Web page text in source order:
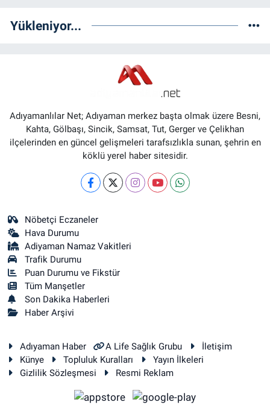
Yükleniyor...
Adıyamanlılar Net; Adıyaman merkez başta olmak üzere Besni,
Kahta, Gölbaşı, Sincik, Samsat, Tut, Gerger ve Çelikhan
ilçelerinden en güncel gelişmeleri tarafsızlıkla sunan, şehrin en
köklü yerel haber sitesidir.
Nöbetçi Eczaneler
Hava Durumu
Adiyaman Namaz Vakitleri
Trafik Durumu
Puan Durumu ve Fikstür
Tüm Manşetler
Son Dakika Haberleri
Haber Arşivi
Adıyaman Haber A Life Sağlık Grubu
İletişim
Künye
Topluluk Kuralları
Yayın İlkeleri
Gizlilik Sözleşmesi
Resmi Reklam